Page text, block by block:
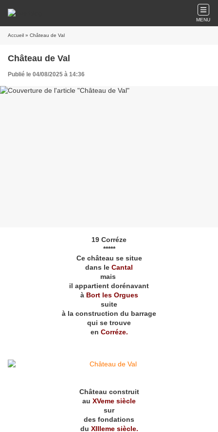
MENU
Accueil » Château de Val
Château de Val
Publié le 04/08/2025 à 14:36
19 Corréze
*****
Ce château se situe
dans le Cantal
mais
il appartient dorénavant
à Bort les Orgues
suite
à la construction du barrage
qui se trouve
en Corréze.
Château construit
au XVeme siècle
sur
des fondations
du XIIIeme siècle.